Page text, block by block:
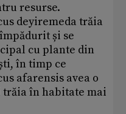
resurse.
deyiremeda trăia
și se
cu plante din
în timp ce
afarensis avea o
trăia în habitate mai